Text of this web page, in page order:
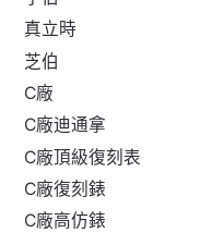
真立時
芝伯
C廠
C廠迪通拿
C廠頂級復刻表
C廠復刻錶
C廠高仿錶